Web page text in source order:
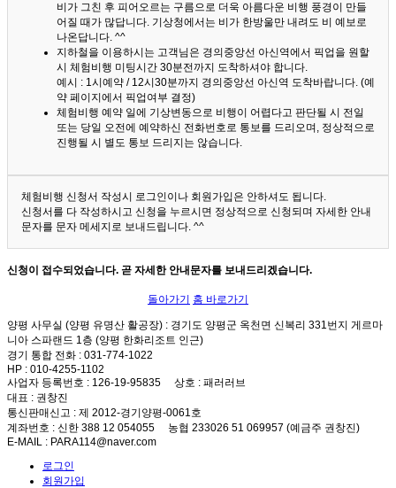
비가 그친 후 피어오르는 구름으로 더욱 아름다운 비행 풍경이 만들
어질 때가 많답니다. 기상청에서는 비가 한방울만 내려도 비 예보로
나온답니다. ^^
지하철을 이용하시는 고객님은 경의중앙선 아신역에서 픽업을 원할
시 체험비행 미팅시간 30분전까지 도착하셔야 합니다.
예시 : 1시예약 / 12시30분까지 경의중앙선 아신역 도착바랍니다. (예
약 페이지에서 픽업여부 결정)
체험비행 예약 일에 기상변동으로 비행이 어렵다고 판단될 시 전일
또는 당일 오전에 예약하신 전화번호로 통보를 드리오며, 정상적으로
진행될 시 별도 통보 드리지는 않습니다.
체험비행 신청서 작성시 로그인이나 회원가입은 안하셔도 됩니다.
신청서를 다 작성하시고 신청을 누르시면 정상적으로 신청되며 자세한 안내
문자를 문자 메세지로 보내드립니다. ^^
신청이 접수되었습니다. 곧 자세한 안내문자를 보내드리겠습니다.
돌아가기 홈 바로가기
양평 사무실 (양평 유명산 활공장) : 경기도 양평군 옥천면 신복리 331번지 게르마
니아 스파랜드 1층 (양평 한화리조트 인근)
경기 통합 전화 : 031-774-1022
HP : 010-4255-1102
사업자 등록번호 : 126-19-95835 상호 : 패러러브
대표 : 권창진
통신판매신고 : 제 2012-경기양평-0061호
계좌번호 : 신한 388 12 054055 농협 233026 51 069957 (예금주 권창진)
E-MAIL : PARA114@naver.com
로그인
회원가입